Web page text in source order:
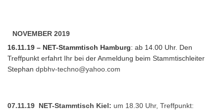
NOVEMBER 2019
16.11.19 – NET-Stammtisch Hamburg: ab 14.00 Uhr. Den
Treffpunkt erfahrt Ihr bei der Anmeldung beim Stammtischleiter
Stephan dpbhv-techno@yahoo.com
07.11.19 NET-Stammtisch Kiel: um 18.30 Uhr, Treffpunkt: